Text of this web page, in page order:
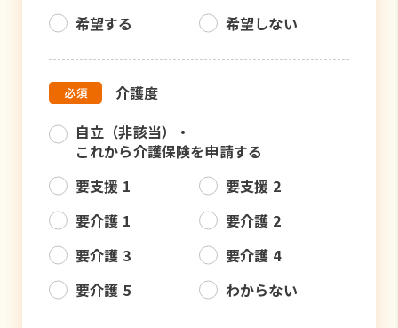
希望する
希望しない
介護度
自立（非該当）・
これから介護保険を申請する
要支援 1
要支援 2
要介護 1
要介護 2
要介護 3
要介護 4
要介護 5
わからない